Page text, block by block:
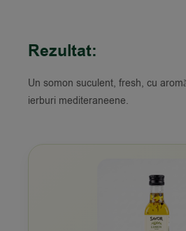
Rezultat:
Un somon suculent, fresh, cu
ierburi mediteraneene.